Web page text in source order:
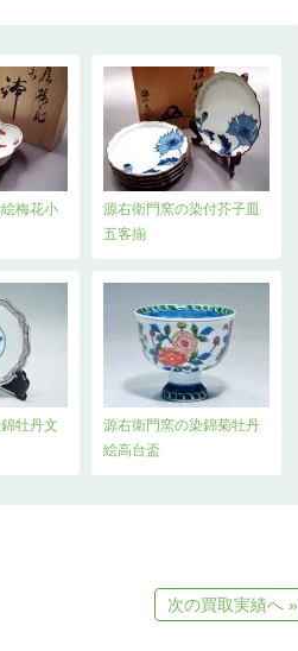
梅花小
源右衛門窯の染付芥子皿
五客揃
牡丹文
源右衛門窯の染錦菊牡丹
絵高台盃
次の買取実績へ »